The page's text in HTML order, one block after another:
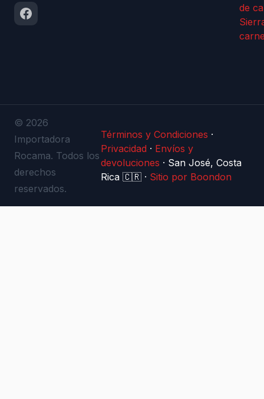
de
© 2026
Importadora
Rocama. Todos los
derechos
reservados.
Términos y Condiciones ·
Privacidad · Envíos y
devoluciones · San José, Costa
Rica 🇨🇷 · Sitio por Boondon